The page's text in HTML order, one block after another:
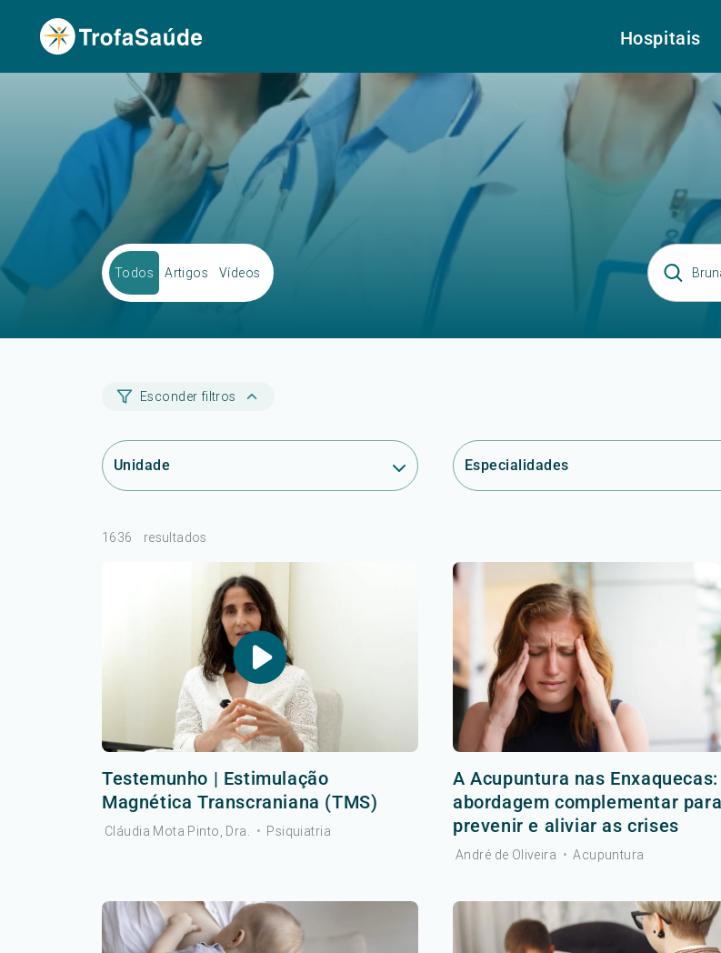
Hospitais
Todos Artigos Vídeos
Esconder filtros
Unidade Especialidades
1636 resultados
Testemunho | Estimulação
Magnética Transcraniana (TMS)
Cláudia Mota Pinto, Dra. • Psiquiatria
A Acupuntura nas
abordagem complementar para
prevenir e aliviar as crises
André de Oliveira • Acupuntura